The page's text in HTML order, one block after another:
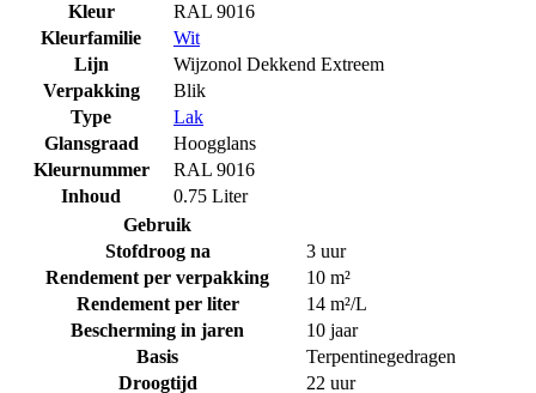
Kleur
RAL 9016
Kleurfamilie
Wit
Lijn
Wijzonol Dekkend Extreem
Verpakking
Blik
Type
Lak
Glansgraad
Hoogglans
Kleurnummer
RAL 9016
Inhoud
0.75 Liter
Gebruik
Stofdroog na
3 uur
Rendement per verpakking
10 m²
Rendement per liter
14 m²/L
Bescherming in jaren
10 jaar
Basis
Terpentinegedragen
Droogtijd
22 uur